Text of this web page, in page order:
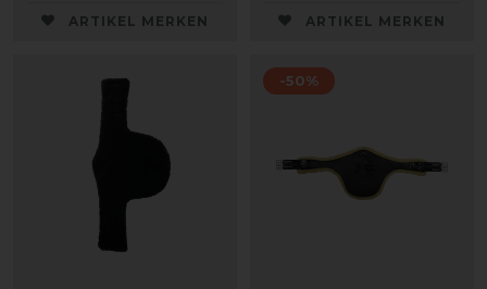
ARTIKEL MERKEN ARTIKEL MERKEN
-50%